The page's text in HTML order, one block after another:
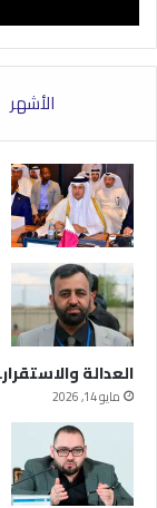
الأشهر
العدالة
مايو 14, 2026